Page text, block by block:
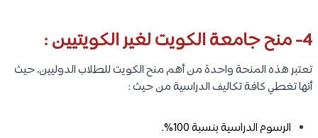
4- منح جامعة الكويت لغير الكويتيين :
تعتبر هذه المنحة واحدة من أهم منح الكويت للطلاب الدوليين، حيث
أنها تغطي كافة تكاليف الدراسية من حيث :
الرسوم الدراسية بنسبة 100%.